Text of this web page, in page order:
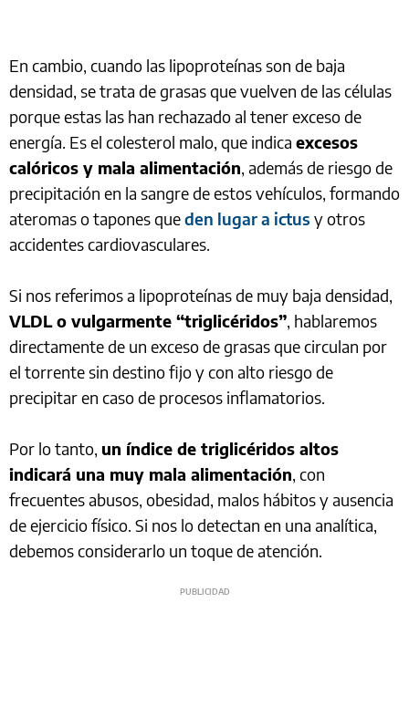
En cambio, cuando las lipoproteínas son de baja
densidad, se trata de grasas que vuelven de las células
porque estas las han rechazado al tener exceso de
energía. Es el colesterol malo, que indica excesos
calóricos y mala alimentación, además de riesgo de
precipitación en la sangre de estos vehículos, formando
ateromas o tapones queden lugar a ictus y otros
accidentes cardiovasculares.
Si nos referimos a lipoproteínas de muy baja densidad,
VLDL o vulgarmente “triglicéridos”, hablaremos
directamente de un exceso de grasas que circulan por
el torrente sin destino fijo y con alto riesgo de
precipitar en caso de procesos inflamatorios.
Por lo tanto, un índice de triglicéridos altos
indicará una muy mala alimentación, con
frecuentes abusos, obesidad, malos hábitos y ausencia
de ejercicio físico. Si nos lo detectan en una analítica,
debemos considerarlo un toque de atención.